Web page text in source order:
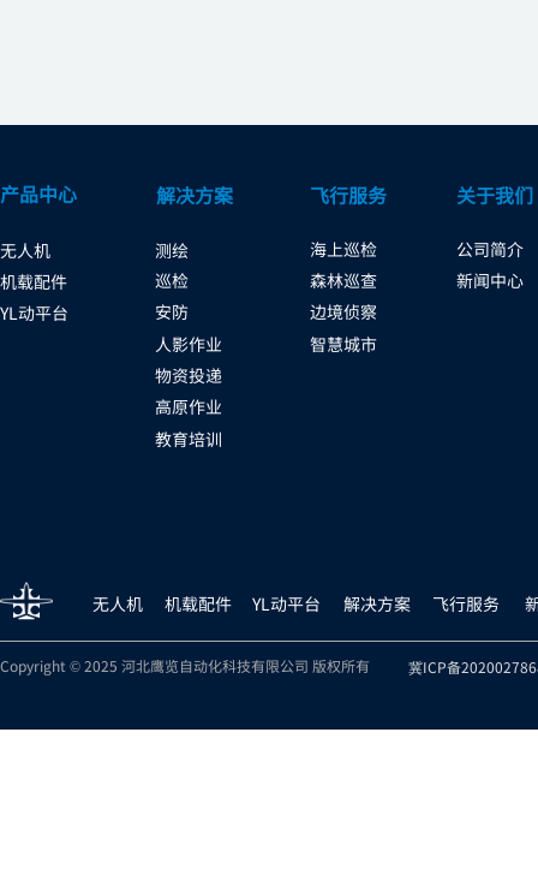
Copyright © 2025 河北鹰览自动化科技有限公司 版权所有
飞行服务
产品中心 解决方案
测绘
巡检
安防
人影作业
物资投递
海上巡检
森林巡查
边境侦察
智慧城市
关于我们
公司简介
新闻中心
高原作业
教育培训
无人机
机载配件
YL动平台
无人机 机载配件 YL动平台 解决方案 飞行服务
冀ICP备